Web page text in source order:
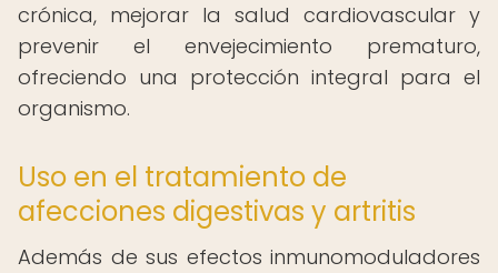
crónica, mejorar la salud cardiovascular y
prevenir el envejecimiento prematuro,
ofreciendo una protección integral para el
organismo.
Uso en el tratamiento de
afecciones digestivas y artritis
Además de sus efectos inmunomoduladores